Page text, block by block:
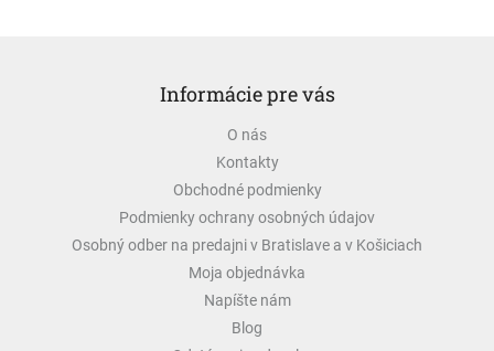
Informácie pre vás
O nás
Kontakty
Obchodné podmienky
Podmienky ochrany osobných údajov
Osobný odber na predajni v Bratislave a v Košiciach
Moja objednávka
Napíšte nám
Blog